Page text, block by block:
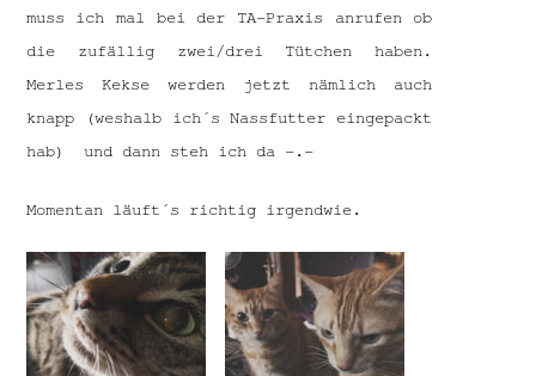
muss ich mal bei der TA-Praxis anrufen ob
die zufällig zwei/drei Tütchen haben.
Merles Kekse werden jetzt nämlich auch
knapp (weshalb ich´s Nassfutter eingepackt
hab) und dann steh ich da -.-
Momentan läuft´s richtig irgendwie.